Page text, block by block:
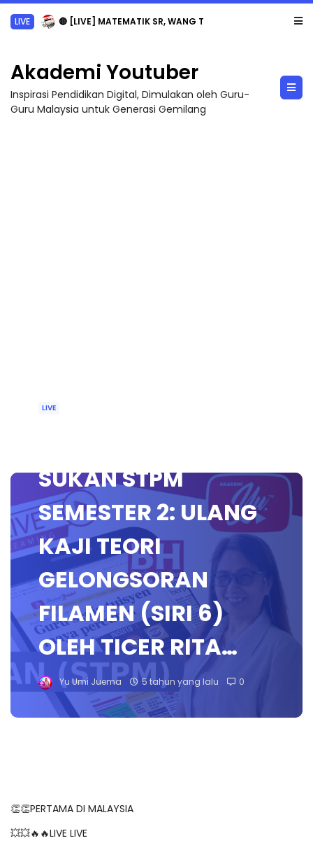
LIVE 🔴 [LIVE] MATEMATIK SR, WANG TAHUN 6 OLEH CIKGU ANITA #ALLINONE #141 #...
Akademi Youtuber
Inspirasi Pendidikan Digital, Dimulakan oleh Guru-
Guru Malaysia untuk Generasi Gemilang
LIVE
SUKAN STPM
SEMESTER 2: ULANG
KAJI TEORI
GELONGSORAN
FILAMEN (SIRI 6)
OLEH TICER RITA…
Yu Umi Juema 5 tahun yang lalu 0
👏👏PERTAMA DI MALAYSIA
💥💥🔥🔥LIVE LIVE